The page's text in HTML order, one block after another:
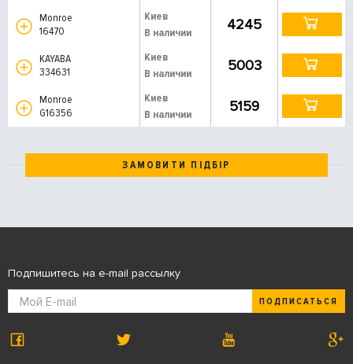
Monroe
16470
Киев
В наличии
4245
KAYABA
334631
Киев
В наличии
5003
Monroe
G16356
Киев
В наличии
5159
ЗАМОВИТИ ПІДБІР
Подпишитесь на e-mail рассылку
ПОДПИСАТЬСЯ